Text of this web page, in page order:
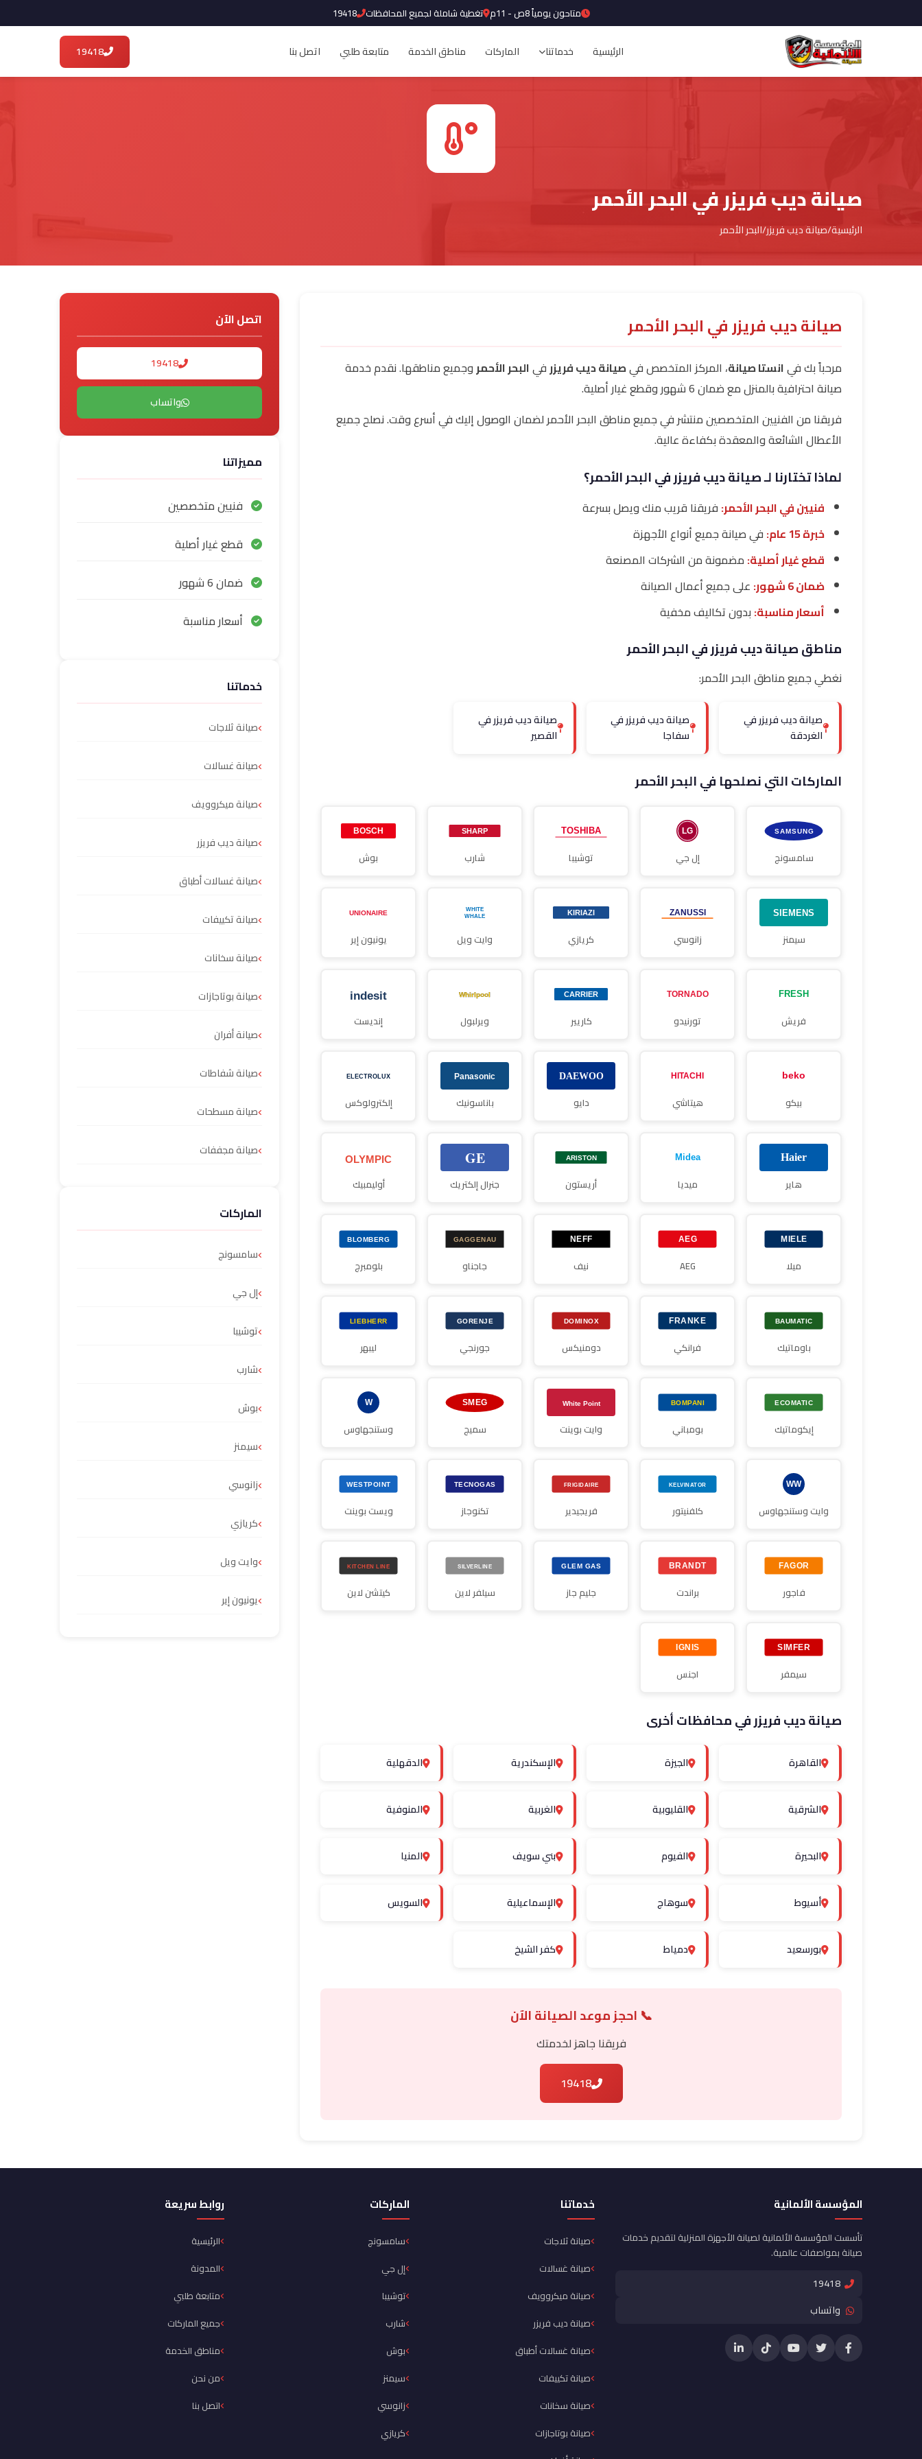
متاحون يومياً 8ص - 11م تغطية شاملة لجميع المحافظات 19418
الرئيسية خدماتنا الماركات مناطق الخدمة متابعة طلبي اتصل بنا 19418
صيانة ديب فريزر في البحر الأحمر
الرئيسية/صيانة ديب فريزر/البحر الأحمر
صيانة ديب فريزر في البحر الأحمر
مرحباً بك فيانستا صيانة، المركز المتخصص فيصيانة ديب فريزرفيالبحر الأحمروجميع مناطقها. نقدم خدمة
صيانة احترافية بالمنزل مع ضمان 6 شهور وقطع غيار أصلية.
فريقنا من الفنيين المتخصصين منتشر في جميع مناطق البحر الأحمر لضمان الوصول إليك في أسرع وقت. نصلح جميع
الأعطال الشائعة والمعقدة بكفاءة عالية.
لماذا تختارنا لـ صيانة ديب فريزر في البحر الأحمر؟
فنيين في البحر الأحمر: فريقنا قريب منك ويصل بسرعة
خبرة 15 عام:
في صيانة جميع أنواع الأجهزة
قطع غيار أصلية: مضمونة من الشركات المصنعة
ضمان 6 شهور:
على جميع أعمال الصيانة
أسعار مناسبة: بدون تكاليف مخفية
مناطق صيانة ديب فريزر في البحر الأحمر
نغطي جميع مناطق البحر الأحمر:
صيانة ديب فريزر في
الغردقة
صيانة ديب فريزر في
سفاجا
صيانة ديب فريزر في
القصير
الماركات التي نصلحها في البحر الأحمر
سامسونج إل جي توشيبا شارب بوش
سيمنز زانوسي كريازي وايت ويل يونيون إير
فريش تورنيدو كاريير ويرلبول إنديست
بيكو هيتاشي دايو باناسونيك إلكترولوكس
هاير ميديا أريستون جنرال إلكتريك أوليمبيك
ميلا AEG نيف جاجناو بلومبرج
باوماتيك فرانكي دومنيكس جورنجي ليبهر
إيكوماتيك بومباني وايت بوينت سميج وستنجهاوس
وايت وستنجهاوس كلفنيتور فريجيدير تكنوجاز ويست بوينت
فاجور براندت جليم جاز سيلفر لاين كيتشن لاين
سيمفر اجنس
صيانة ديب فريزر في محافظات أخرى
القاهرة الجيزة الإسكندرية الدقهلية
الشرقية القليوبية الغربية المنوفية
البحيرة الفيوم بني سويف المنيا
أسيوط سوهاج الإسماعيلية السويس
بورسعيد دمياط كفر الشيخ
📞 احجز موعد الصيانة الآن
فريقنا جاهز لخدمتك
19418
اتصل الآن
19418
واتساب
مميزاتنا
فنيين متخصصين
قطع غيار أصلية
ضمان 6 شهور
أسعار مناسبة
خدماتنا
صيانة ثلاجات
صيانة غسالات
صيانة ميكروويف
صيانة ديب فريزر
صيانة غسالات أطباق
صيانة تكييفات
صيانة سخانات
صيانة بوتاجازات
صيانة أفران
صيانة شفاطات
صيانة مسطحات
صيانة مجففات
الماركات
سامسونج
إل جي
توشيبا
شارب
بوش
سيمنز
زانوسي
كريازي
وايت ويل
يونيون إير
المؤسسة الألمانية
تأسست المؤسسة الألمانية لصيانة الأجهزة المنزلية لتقديم خدمات
صيانة بمواصفات عالمية.
19418
واتساب
خدماتنا
صيانة ثلاجات
صيانة غسالات
صيانة ميكروويف
صيانة ديب فريزر
صيانة غسالات أطباق
صيانة تكييفات
صيانة سخانات
صيانة بوتاجازات
الماركات
سامسونج
إل جي
توشيبا
شارب
بوش
سيمنز
زانوسي
كريازي
روابط سريعة
الرئيسية
المدونة
متابعة طلبي
جميع الماركات
مناطق الخدمة
من نحن
اتصل بنا